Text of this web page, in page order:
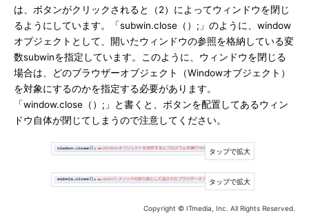
は、ボタンがクリックされると（2）によってウィンドウを閉じ
るようにしています。「subwin.close（）;」のように、window
オブジェクトとして、開いたウィンドウの参照を格納している変
数subwinを指定しています。このように、ウィンドウを閉じる
場合は、どのブラウザーオブジェクト（Windowオブジェクト）
を対象にするのかを指定する必要があります。
「window.close（）;」と書くと、ボタンを配置してあるウィン
ドウ自体が閉じてしまうので注意してください。
Copyright © ITmedia, Inc. All Rights Reserved.